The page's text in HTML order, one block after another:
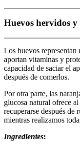
Huevos hervidos
Los huevos representan
aportan vitaminas y
capacidad de saciar el
después de comerlos.
Por otra parte, las
glucosa natural ofrece
recuperarse después de
mientras realizamos
Ingredientes: